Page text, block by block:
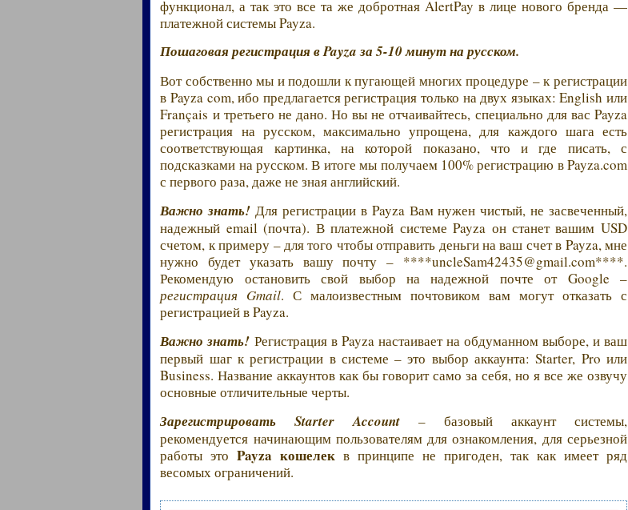
функционал, а так это все та же добротная AlertPay в лице нового бренда —
платежной системы Payza.
Пошаговая регистрация в Payza за 5-10 минут на русском.
Вот собственно мы и подошли к пугающей многих процедуре – к регистрации
в Payza com, ибо предлагается регистрация только на двух языках: English или
Français и третьего не дано. Но вы не отчаивайтесь, специально для вас Payza
регистрация на русском, максимально упрощена, для каждого шага есть
соответствующая картинка, на которой показано, что и где писать, с
подсказками на русском. В итоге мы получаем 100% регистрацию в Payza.com
с первого раза, даже не зная английский.
Важно знать! Для регистрации в Payza Вам нужен чистый, не засвеченный,
надежный email (почта). В платежной системе Payza он станет вашим USD
счетом, к примеру – для того чтобы отправить деньги на ваш счет в Payza, мне
нужно будет указать вашу почту – ****uncleSam42435@gmail.com****.
Рекомендую остановить свой выбор на надежной почте от Google –
регистрация Gmail. С малоизвестным почтовиком вам могут отказать с
регистрацией в Payza.
Важно знать! Регистрация в Payza настаивает на обдуманном выборе, и ваш
первый шаг к регистрации в системе – это выбор аккаунта: Starter, Pro или
Business. Название аккаунтов как бы говорит само за себя, но я все же озвучу
основные отличительные черты.
Зарегистрировать Starter Account – базовый аккаунт системы,
рекомендуется начинающим пользователям для ознакомления, для серьезной
работы этоPayza кошелек в принципе не пригоден, так как имеет ряд
весомых ограничений.